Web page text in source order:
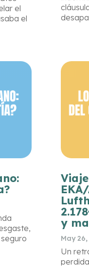
el
el
y
May 26,
Un